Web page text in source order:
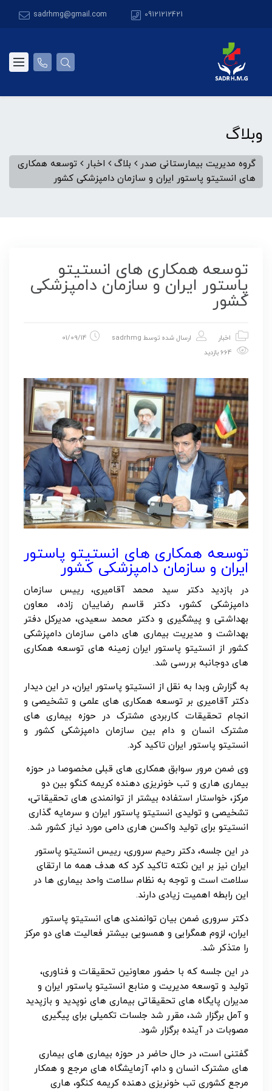
09121212421
sadrhmg@gmail.com
وبلاگ
گروه مدیریت بیمارستانی صدر بلاگ اخبار
توسعه همکاری
های انستیتو پاستور ایران و سازمان دامپزشکی کشور
توسعه همکاری های انستیتو
پاستور ایران و سازمان دامپزشکی
کشور
اخبار ارسال شده توسط sadrhmg
01/09/14
توسعه همکاری های انستیتو پاستور
ایران و سازمان دامپزشکی کشور
در بازدید دکتر سید محمد آقامیری، رییس سازمان
دامپزشکی کشور، دکتر قاسم رضاییان زاده، معاون
بهداشتی و پیشگیری و دکتر محمد سعیدی، مدیرکل دفتر
بهداشت و مدیریت بیماری های دامی سازمان دامپزشکی
کشور از انستیتو پاستور ایران زمینه های توسعه همکاری
های دوجانبه بررسی شد.
به گزارش وبدا به نقل از انستیتو پاستور ایران، در این دیدار
دکتر آقامیری بر توسعه همکاری های علمی و تشخیصی و
انجام تحقیقات کاربردی مشترک در حوزه بیماری های
مشترک انسان و دام بین سازمان دامپزشکی کشور و
انستیتو پاستور ایران تاکید کرد.
وی ضمن مرور سوابق همکاری های قبلی مخصوصا در حوزه
بیماری هاری و تب خونریزی دهنده کریمه کنگو بین دو
مرکز، خواستار استفاده بیشتر از توانمندی های تحقیقاتی،
تشخیصی و تولیدی انستیتو پاستور ایران و سرمایه گذاری
انستیتو برای تولید واکسن هاری دامی مورد نیاز کشور شد.
در این جلسه، دکتر رحیم سروری، رییس انستیتو پاستور
ایران نیز بر این نکته تاکید کرد که هدف همه ما ارتقای
سلامت است و توجه به نظام سلامت واحد بیماری ها در
این رابطه اهمیت زیادی دارند.
دکتر سروری ضمن بیان توانمندی های انستیتو پاستور
ایران، لزوم همگرایی و همسویی بیشتر فعالیت های دو مرکز
را متذکر شد.
در این جلسه که با حضور معاونین تحقیقات و فناوری،
تولید و توسعه مدیریت و منابع انستیتو پاستور ایران و
مدیران پایگاه های تحقیقاتی بیماری های نوپدید و بازپدید
و آمل برگزار شد، مقرر شد جلسات تکمیلی برای پیگیری
مصوبات در آینده برگزار شود.
گفتنی است، در حال حاضر در حوزه بیماری های بیماری
های مشترک انسان و دام، آزمایشگاه های مرجع و همکار
مرجع کشوری تب خونریزی دهنده کریمه کنگو، هاری